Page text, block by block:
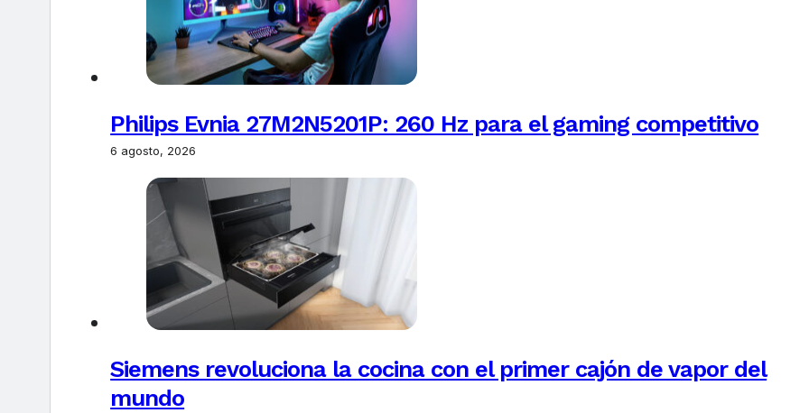
Philips Evnia 27M2N5201P: 260 Hz para el gaming competitivo
6 agosto, 2026
Siemens revoluciona la cocina con el primer cajón de vapor del
mundo